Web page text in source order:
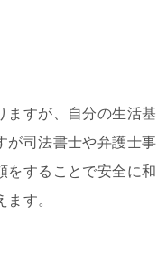
ますが、自分の生活基
が司法書士や弁護士事
をすることで安全に和
す。